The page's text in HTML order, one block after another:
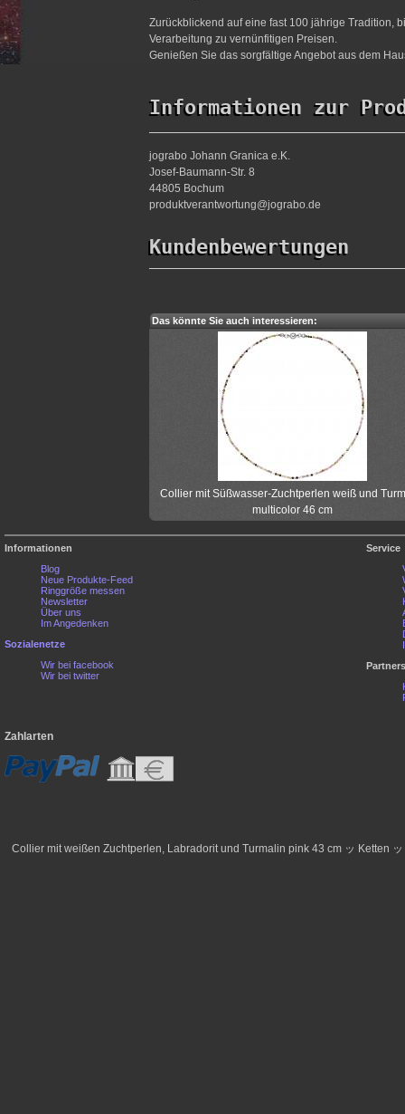
Zurückblickend auf eine fast 100 jährige Tradition,
Verarbeitung zu vernünfitigen Preisen.
Genießen Sie das sorgfältige Angebot aus dem
Informationen zur
jograbo Johann Granica e.K.
Josef-Baumann-Str. 8
44805 Bochum
produktverantwortung@jograbo.de
Kundenbewertungen
Das könnte Sie auch interessieren:
Collier mit Süßwasser-Zuchtperlen weiß und
multicolor 46 cm
Informationen
Blog
Neue Produkte-Feed
Ringgröße messen
Newsletter
Über uns
Im Angedenken
Sozialenetze
Wir bei facebook
Wir bei twitter
Service
Zahlarten
Collier mit weißen Zuchtperlen, Labradorit und Turmalin pink 43 cm ッ Ketten ッ